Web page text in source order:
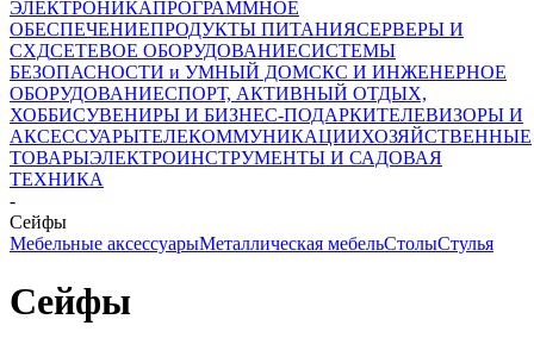
ЭЛЕКТРОНИКАПРОГРАММНОЕ
ОБЕСПЕЧЕНИЕПРОДУКТЫ ПИТАНИЯСЕРВЕРЫ И
СХДСЕТЕВОЕ ОБОРУДОВАНИЕСИСТЕМЫ
БЕЗОПАСНОСТИ и УМНЫЙ ДОМСКС И ИНЖЕНЕРНОЕ
ОБОРУДОВАНИЕСПОРТ, АКТИВНЫЙ ОТДЫХ,
ХОББИСУВЕНИРЫ И БИЗНЕС-ПОДАРКИТЕЛЕВИЗОРЫ И
АКСЕССУАРЫТЕЛЕКОММУНИКАЦИИХОЗЯЙСТВЕННЫЕ
ТОВАРЫЭЛЕКТРОИНСТРУМЕНТЫ И САДОВАЯ
ТЕХНИКА
-
Сейфы
Мебельные аксессуарыМеталлическая мебельСтолыСтулья
Сейфы